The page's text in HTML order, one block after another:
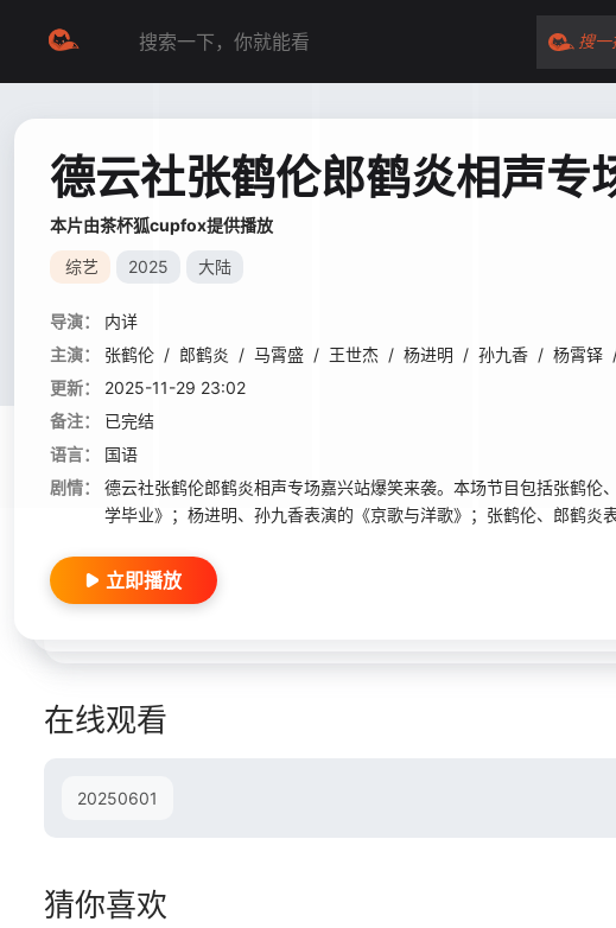
搜一
德云社张鹤伦郎鹤炎相声
本片由茶杯狐cupfox提供播放
综艺 2025 大陆
导演：
内详
主演：
张鹤伦 / 郎鹤炎 / 马霄盛 / 王世杰 / 杨进明 / 孙九香 / 杨霄铎
更新：
2025-11-29 23:02
备注：
已完结
语言：
国语
剧情：
德云社张鹤伦郎鹤炎相声专场嘉兴站爆笑来袭。本场节目包括张鹤
学毕业》；杨进明、孙九香表演的《京歌与洋歌》；张鹤伦、郎鹤炎
立即播放
在线观看
20250601
猜你喜欢